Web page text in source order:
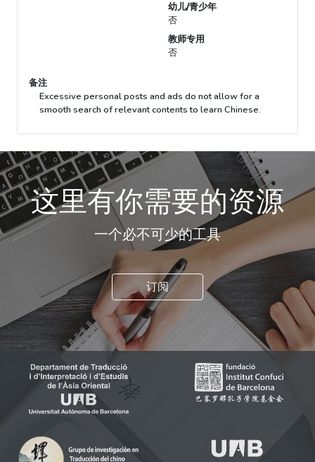
幼儿/青少年
否
教师专用
否
备注
Excessive personal posts and ads do not allow for a
smooth search of relevant contents to learn Chinese.
这里有你需要的资源
一个必不可少的工具
订阅